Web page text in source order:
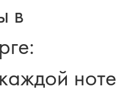
в
ноте